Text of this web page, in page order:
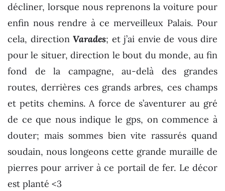
décliner, lorsque nous reprenons la voiture pour
enfin nous rendre à ce merveilleux Palais. Pour
cela, direction Varades; et j’ai envie de vous dire
pour le situer, direction le bout du monde, au fin
fond de la campagne, au-delà des grandes
routes, derrières ces grands arbres, ces champs
et petits chemins. A force de s’aventurer au gré
de ce que nous indique le gps, on commence à
douter; mais sommes bien vite rassurés quand
soudain, nous longeons cette grande muraille de
pierres pour arriver à ce portail de fer. Le décor
est planté <3